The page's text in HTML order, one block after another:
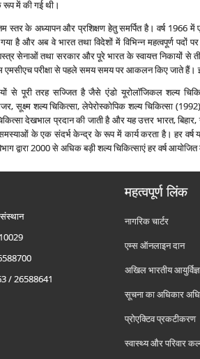
रूप में की गई थी।
स्‍तर के अध्‍यापन और प्रशिक्षण हेतु समर्पित है। वर्ष
गया है और अब वे भारत तथा विदेशों में विभिन्‍न महत्‍वपूर्ण
सेनाओं तथा सरकार और पूरे भारत के स्‍वायत्त निकायों से तीन
परीक्षा से पहले समय समय पर आकलन किए जाते हैं।
से पूरी तरह सज्जित है जैसे एंडो यूरोलॉजिकल शल्‍य
सूक्ष्‍म शल्‍य चिकित्‍सा, लेपेरोस्‍कोपिक शल्‍य चिकित्‍सा
देखभाल प्रदान की जाती है और यह उत्तर भारत,
के एक संदर्भ केन्‍द्र के रूप में कार्य करता है। हर वर्ष
द्वारा 2000 से अधिक बड़ी शल्‍य चिकित्‍साएं हर वर्ष
संस्थान
/ 26588641
महत्वपूर्ण लिंक
नागरिक चार्टर
एम्स ऑनलाइन दान
अखिल भारतीय
सूचना का अधिकार
प्रोएक्टिव प्रकटीकरण
स्वास्थ्य और परिवार